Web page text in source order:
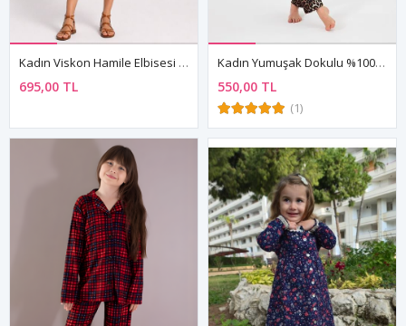
Kadın Viskon Hamile Elbisesi Turuncu Balık Desenli Yazlık Günlük Elbise
695,00 TL
Kadın Yumuşak Dokulu %100 Pamuklu Leopar Desenli Kahverengi Kısa Kollu Gömlek Yaka Pijama Takımı
550,00 TL
(1)